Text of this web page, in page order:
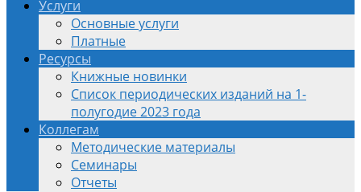
Услуги
Основные услуги
Платные
Ресурсы
Книжные новинки
Список периодических изданий на 1-
полугодие 2023 года
Коллегам
Методические материалы
Семинары
Отчеты